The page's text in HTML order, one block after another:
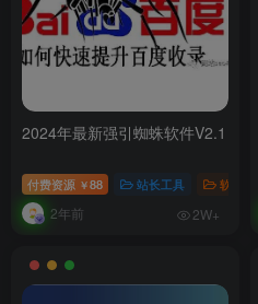
2024年最新强引蜘蛛软件V2.1
付费资源 ￥88 站长工具 软件工具
2年前 2W+